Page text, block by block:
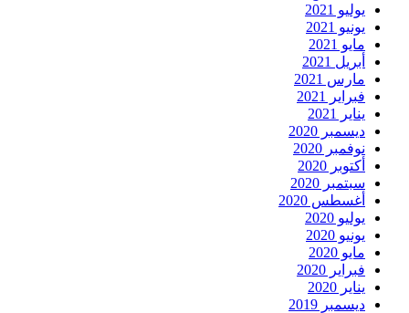
يوليو 2021
يونيو 2021
مايو 2021
أبريل 2021
مارس 2021
فبراير 2021
يناير 2021
ديسمبر 2020
نوفمبر 2020
أكتوبر 2020
سبتمبر 2020
أغسطس 2020
يوليو 2020
يونيو 2020
مايو 2020
فبراير 2020
يناير 2020
ديسمبر 2019